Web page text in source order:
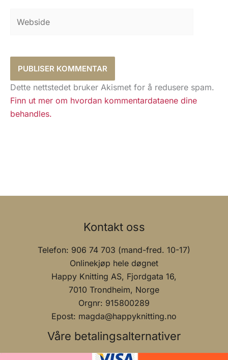
Dette nettstedet bruker Akismet for å redusere spam.
Finn ut mer om hvordan kommentardataene dine
behandles.
Kontakt oss
Telefon: 906 74 703 (mand-fred. 10-17)
Onlinekjøp hele døgnet
Happy Knitting AS, Fjordgata 16,
7010 Trondheim, Norge
Orgnr: 915800289
Epost: magda@happyknitting.no
Våre betalingsalternativer